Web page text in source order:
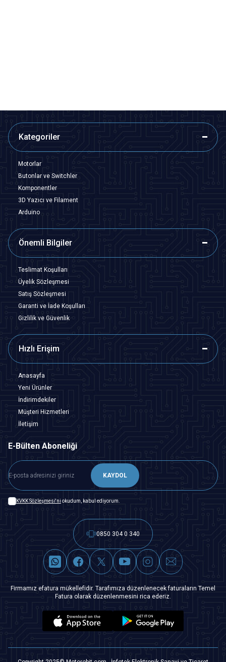
Kategoriler
Motorlar
Butonlar ve Switchler
Komponentler
3D Yazıcı ve Filament
Arduino
Önemli Bilgiler
Teslimat Koşulları
Üyelik Sözleşmesi
Satış Sözleşmesi
Garanti ve İade Koşulları
Gizlilik ve Güvenlik
Hızlı Erişim
Anasayfa
Yeni Ürünler
İndirimdekiler
Müşteri Hizmetleri
İletişim
E-Bülten Aboneliği
KAYDOL
KVKK Sözleşmesi'ni okudum, kabul ediyorum.
0850 304 0 340
Firmamız efatura mükellefidir. Tarafımıza düzenlenecek faturaların Temel
Fatura olarak düzenlenmesini rica ederiz.